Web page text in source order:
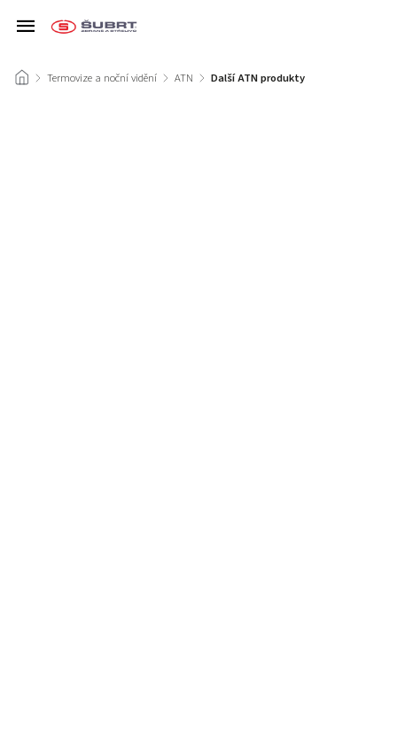
/ Termovize a noční vidění / ATN / Další ATN produkty